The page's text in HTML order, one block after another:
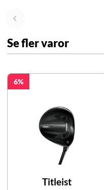
Se fler varor
6
Titleist